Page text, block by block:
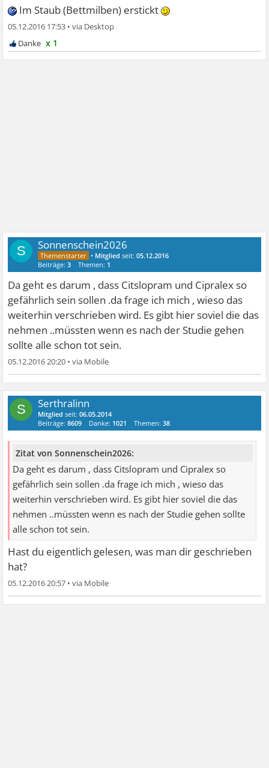
Im Staub (Bettmilben) erstickt
05.12.2016 17:53 •
x 1
S Sonnenschein2026
• Mitglied seit:05.12.2016
Beiträge:3 Themen: 1
Da geht es darum , dass Citslopram und Cipralex so
gefährlich sein sollen .da frage ich mich , wieso das
weiterhin verschrieben wird. Es gibt hier soviel die das
nehmen ..müssten wenn es nach der Studie gehen
sollte alle schon tot sein.
05.12.2016 20:20 •
S Serthralinn
Mitglied seit:06.05.2014
Beiträge:8609 Danke: 1021 Themen:38
Zitat von Sonnenschein2026:
Da geht es darum , dass Citslopram und Cipralex so
gefährlich sein sollen .da frage ich mich , wieso das
weiterhin verschrieben wird. Es gibt hier soviel die das
nehmen ..müssten wenn es nach der Studie gehen sollte
alle schon tot sein.
Hast du eigentlich gelesen, was man dir geschrieben
hat?
05.12.2016 20:57 •